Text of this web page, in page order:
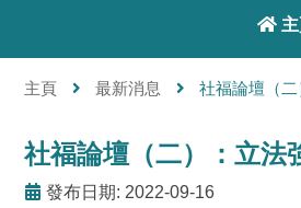
 主
主頁 最新消息 社福論壇（
社福論壇（二）：立法
發布日期: 2022-09-16